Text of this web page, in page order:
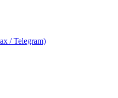
/ Telegram)